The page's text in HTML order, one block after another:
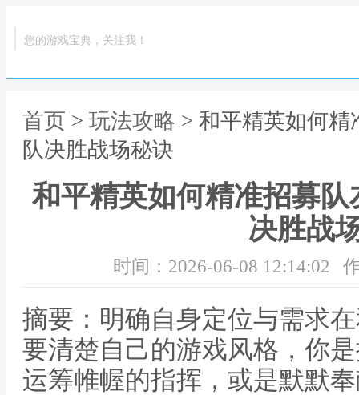
您的游戏宝典，关注我！
首页 > 玩法攻略 > 和平精英如何
队决胜战场秘诀
和平精英如何精准招募
决胜战
时间：2026-06-08 12:14:02
摘要：明确自身定位与需求
要清楚自己的游戏风格，你
运筹帷幄的指挥，或是默默